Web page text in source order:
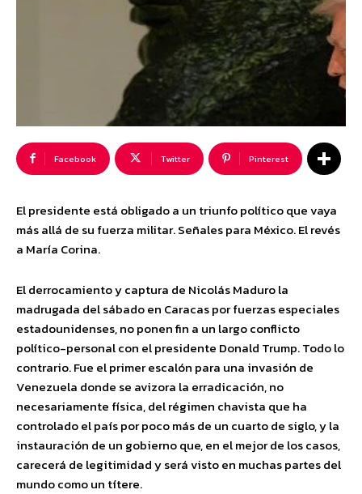
Facebook Twitter Pinterest
El presidente está obligado a un triunfo político que vaya
más allá de su fuerza militar. Señales para México. El revés
a María Corina.
El derrocamiento y captura de Nicolás Maduro la
madrugada del sábado en Caracas por fuerzas especiales
estadounidenses, no ponen fin a un largo conflicto
político-personal con el presidente Donald Trump. Todo lo
contrario. Fue el primer escalón para una invasión de
Venezuela donde se avizora la erradicación, no
necesariamente física, del régimen chavista que ha
controlado el país por poco más de un cuarto de siglo, y la
instauración de un gobierno que, en el mejor de los casos,
carecerá de legitimidad y será visto en muchas partes del
mundo como un títere.